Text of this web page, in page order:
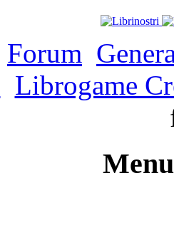
Forum
Librogame